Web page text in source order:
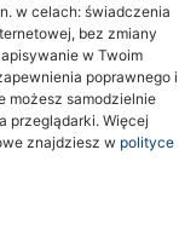
w celach: świadczenia
bez zmiany
w Twoim
poprawnego i
możesz samodzielnie
przeglądarki. Więcej
znajdziesz w polityce